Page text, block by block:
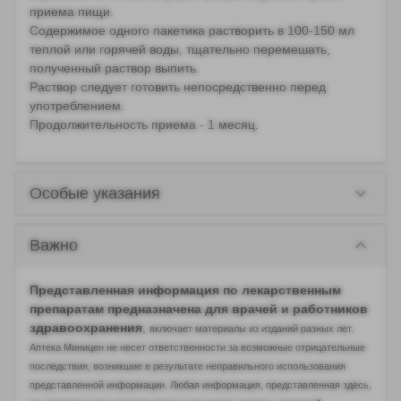
приема пищи.
Содержимое одного пакетика растворить в 100-150 мл
теплой или горячей воды, тщательно перемешать,
полученный раствор выпить.
Раствор следует готовить непосредственно перед
употреблением.
Продолжительность приема - 1 месяц.
Особые указания keyboard_arrow_down
Важно keyboard_arrow_down
Представленная информация по лекарственным
препаратам предназначена для врачей и работников
здравоохранения
включает материалы из изданий разных лет.
Аптека Миницен не несет ответственности за возможные отрицательные
последствия, возникшие в результате неправильного использования
представленной информации. Любая информация, представленная здесь,